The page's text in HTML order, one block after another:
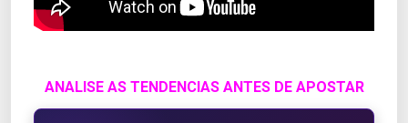
ANALISE AS TENDENCIAS ANTES DE APOSTAR